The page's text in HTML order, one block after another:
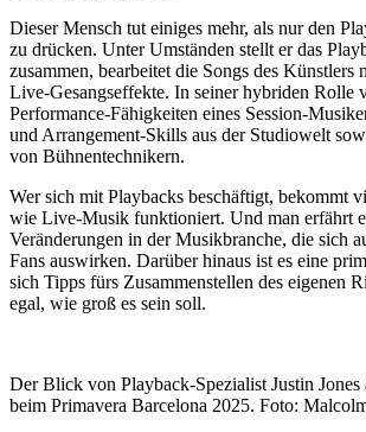
Dieser Mensch tut einiges mehr, als nur den
zu drücken. Unter Umständen stellt er das
zusammen, bearbeitet die Songs des Künstlers
Live-Gesangseffekte. In seiner hybriden Rolle
Performance-Fähigkeiten eines Session-
und Arrangement-Skills aus der Studiowelt
von Bühnentechnikern.
Wer sich mit Playbacks beschäftigt, bekommt
wie Live-Musik funktioniert. Und man erfährt
Veränderungen in der Musikbranche, die sich
Fans auswirken. Darüber hinaus ist es eine
sich Tipps fürs Zusammenstellen des eigenen
egal, wie groß es sein soll.
Der Blick von Playback-Spezialist Justin
beim Primavera Barcelona 2025. Foto: